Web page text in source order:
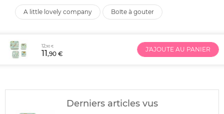
a little lovely company boîte à gouter
12,90 €
11,90 €
J'AJOUTE AU PANIER
Derniers articles vus